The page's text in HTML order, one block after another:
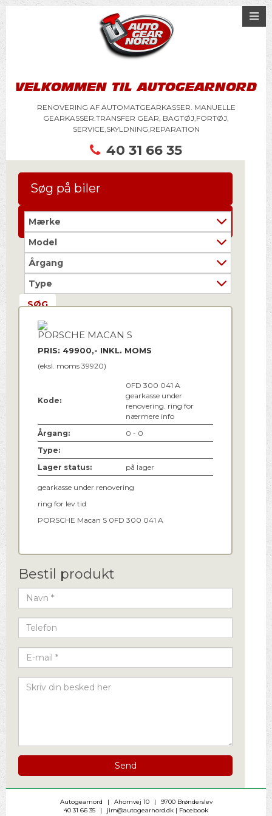
VELKOMMEN TIL AUTOGEARNORD
RENOVERING AF AUTOMATGEARKASSER. MANUELLE
GEARKASSER.TRANSFER GEAR, BAGTØJ,FORTØJ,
SERVICE,SKYLDNING,REPARATION
40 31 66 35
Søg på biler
PORSCHE MACAN S
PRIS: 49900,- INKL. MOMS
(eksl. moms 39920)
Kode:
0FD 300 041 A
gearkasse under
renovering. ring for
nærmere info
Årgang:
0 - 0
Type:
Lager status:
på lager
gearkasse under renovering
ring for lev tid
PORSCHE Macan S 0FD 300 041 A
Bestil produkt
Send
Autogearnord | Ahornvej 10 | 9700 Brønderslev
40 31 66 35
| jim@autogearnord.dk | Facebook